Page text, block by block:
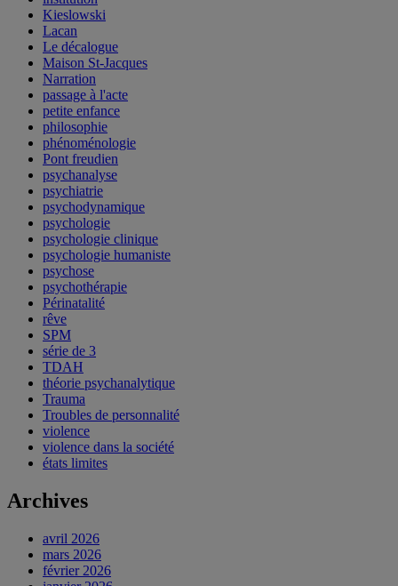
Kieslowski
Lacan
Le décalogue
Maison St-Jacques
Narration
passage à l'acte
petite enfance
philosophie
phénoménologie
Pont freudien
psychanalyse
psychiatrie
psychodynamique
psychologie
psychologie clinique
psychologie humaniste
psychose
psychothérapie
Périnatalité
rêve
SPM
série de 3
TDAH
théorie psychanalytique
Trauma
Troubles de personnalité
violence
violence dans la société
états limites
Archives
avril 2026
mars 2026
février 2026